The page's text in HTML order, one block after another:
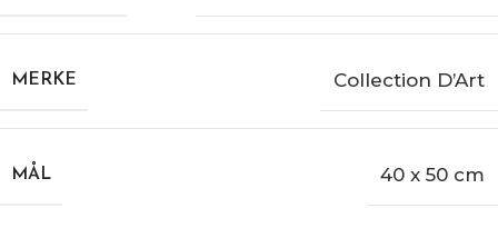
MERKE Collection D’Art
MÅL 40 x 50 cm